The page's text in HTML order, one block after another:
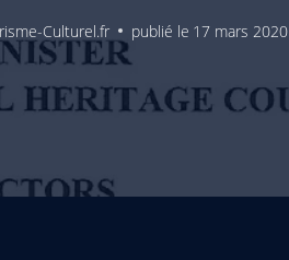
Culturel.fr publié le 17 mars 2020